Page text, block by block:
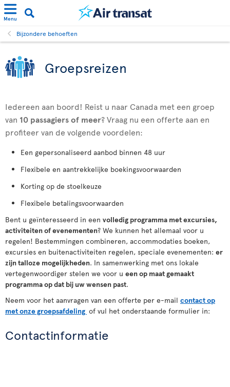
Menu
Bijzondere behoeften
Groepsreizen
Iedereen aan boord! Reist u naar Canada met een groep
van 10 passagiersof meer? Vraag nu een offerte aan en
profiteer van de volgende voordelen:
Een gepersonaliseerd aanbod binnen 48 uur
Flexibele en aantrekkelijke boekingsvoorwaarden
Korting op de stoelkeuze
Flexibele betalingsvoorwaarden
Bent u geïnteresseerd in een volledig programma met excursies,
activiteitenofevenementen? We kunnen het allemaal voor u
regelen! Bestemmingen combineren, accommodaties boeken,
excursies en buitenactiviteiten regelen, speciale evenementen: er
zijn talloze mogelijkheden. In samenwerking met ons lokale
vertegenwoordiger stelen we voor u een op maat gemaakt
programma op dat bij uw wensen past.
Neem voor het aanvragen van een offerte per e-mail contact op
met onze groepsafdeling of vul het onderstaande formulier in:
Contactinformatie